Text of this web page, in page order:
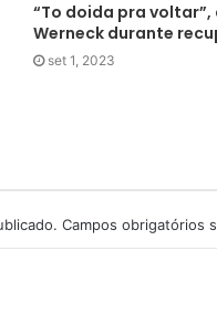
“To doida pra voltar”,
Werneck durante
set 1, 2023
Campos obrigatórios